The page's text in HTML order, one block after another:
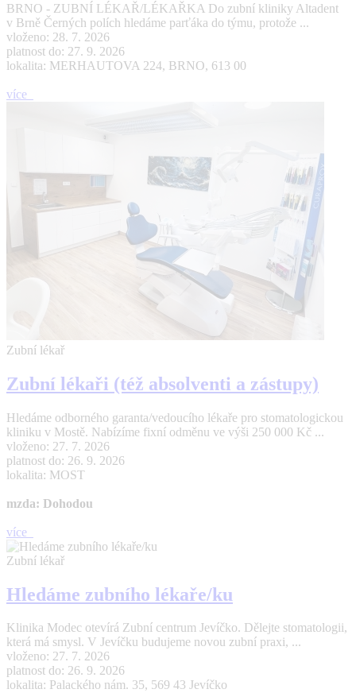
BRNO - ZUBNÍ LÉKAŘ/LÉKAŘKA Do zubní kliniky Altadent
v Brně Černých polích hledáme parťáka do týmu, protože ...
vloženo: 28. 7. 2026
platnost do: 27. 9. 2026
lokalita: MERHAUTOVA 224, BRNO, 613 00
více
Zubní lékař
Zubní lékaři (též absolventi a zástupy)
Hledáme odborného garanta/vedoucího lékaře pro stomatologickou
kliniku v Mostě. Nabízíme fixní odměnu ve výši 250 000 Kč ...
vloženo: 27. 7. 2026
platnost do: 26. 9. 2026
lokalita: MOST
mzda: Dohodou
více
Zubní lékař
Hledáme zubního lékaře/ku
Klinika Modec otevírá Zubní centrum Jevíčko. Dělejte stomatologii,
která má smysl. V Jevíčku budujeme novou zubní praxi, ...
vloženo: 27. 7. 2026
platnost do: 26. 9. 2026
lokalita: Palackého nám. 35, 569 43 Jevíčko